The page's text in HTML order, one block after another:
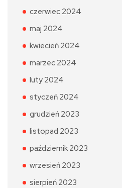
czerwiec 2024
maj 2024
kwiecień 2024
marzec 2024
luty 2024
styczeń 2024
grudzień 2023
listopad 2023
październik 2023
wrzesień 2023
sierpień 2023